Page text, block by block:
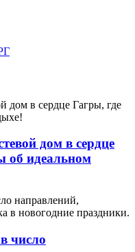
дом в сердце
об идеальном
число